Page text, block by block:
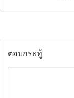
ตอบกระทู้